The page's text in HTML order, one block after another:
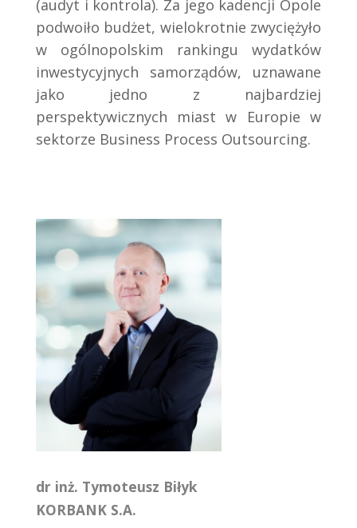
(audyt i kontrola). Za jego kadencji Opole
podwoiło budżet, wielokrotnie zwyciężyło
w ogólnopolskim rankingu wydatków
inwestycyjnych samorządów, uznawane
jako jedno z najbardziej
perspektywicznych miast w Europie w
sektorze Business Process Outsourcing.
dr inż. Tymoteusz Biłyk
KORBANK S.A.